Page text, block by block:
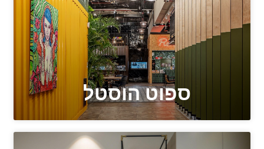
ספוט הוסטל